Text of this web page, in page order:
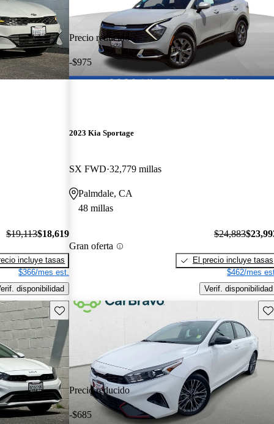
$19,113$18,619
incluye tasas
$366/mes est.
disponibilidad
Precio reducido
-$975
2023 Kia Sportage
SX FWD 32,779 millas
Palmdale, CA
48 millas
Gran oferta
$24,883
El precio incluye tasas
$462/mes
Verif. disponibilidad
Guarda este Aviso
Precio reducido
-$685